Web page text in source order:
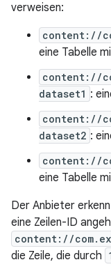
verweisen:
content://
eine Tabelle
content://
dataset1 :
content://
dataset2 :
content://
eine Tabelle
Der Anbieter
eine Zeilen-ID
content://
die Zeile, die durch